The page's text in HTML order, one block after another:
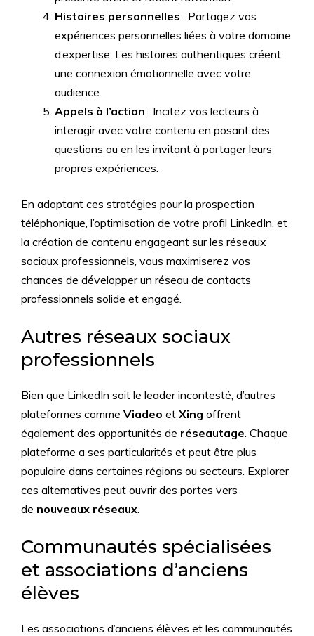
Histoires personnelles : Partagez vos
expériences personnelles liées à votre domaine
d’expertise. Les histoires authentiques créent
une connexion émotionnelle avec votre
audience.
Appels à l’action : Incitez vos lecteurs à
interagir avec votre contenu en posant des
questions ou en les invitant à partager leurs
propres expériences.
En adoptant ces stratégies pour la prospection
téléphonique, l’optimisation de votre profil LinkedIn, et
la création de contenu engageant sur les réseaux
sociaux professionnels, vous maximiserez vos
chances de développer un réseau de contacts
professionnels solide et engagé.
Autres réseaux sociaux
professionnels
Bien que LinkedIn soit le leader incontesté, d’autres
plateformes comme Viadeo et Xing offrent
également des opportunités de réseautage. Chaque
plateforme a ses particularités et peut être plus
populaire dans certaines régions ou secteurs. Explorer
ces alternatives peut ouvrir des portes vers
de nouveaux réseaux.
Communautés spécialisées
et associations d’anciens
élèves
Les associations d’anciens élèves et les communautés